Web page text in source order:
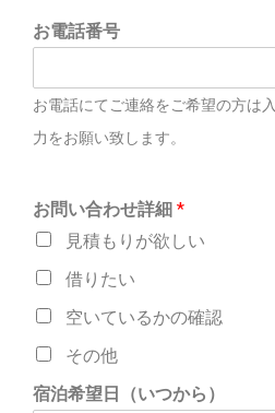
お電話番号
お電話にてご連絡をご希望の方は入
力をお願い致します。
お問い合わせ詳細 *
見積もりが欲しい
借りたい
空いているかの確認
その他
宿泊希望日（いつから）